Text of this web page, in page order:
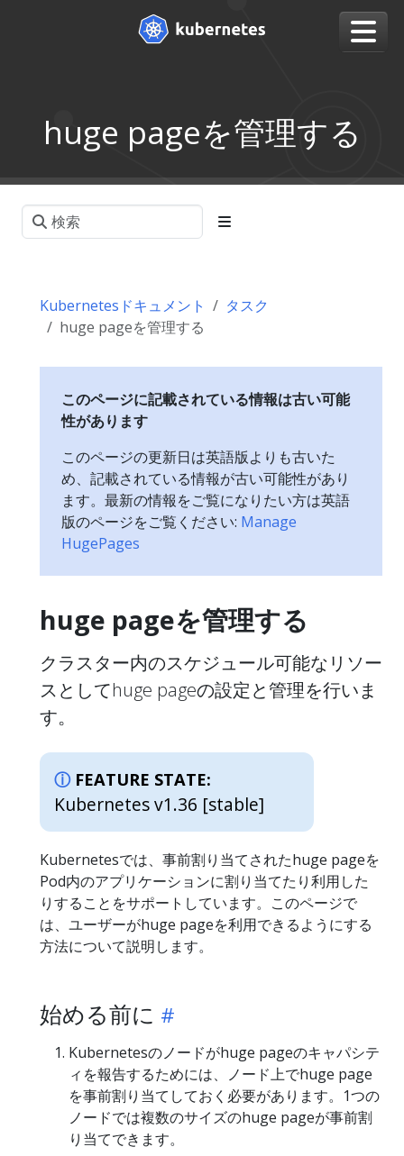
huge pageを管理する
Kubernetesドキュメント
タスク
huge pageを管理する
このページに記載されている情報は古い可能
性があります
このページの更新日は英語版よりも古いた
め、記載されている情報が古い可能性があり
ます。最新の情報をご覧になりたい方は英語
版のページをご覧ください: Manage
HugePages
huge pageを管理する
クラスター内のスケジュール可能なリソー
スとしてhuge pageの設定と管理を行いま
す。
FEATURE STATE:
Kubernetes v1.36 [stable]
Kubernetesでは、事前割り当てされたhuge pageを
Pod内のアプリケーションに割り当てたり利用した
りすることをサポートしています。このページで
は、ユーザーがhuge pageを利用できるようにする
方法について説明します。
始める前に
Kubernetesのノードがhuge pageのキャパシテ
ィを報告するためには、ノード上でhuge page
を事前割り当てしておく必要があります。1つの
ノードでは複数のサイズのhuge pageが事前割
り当てできます。